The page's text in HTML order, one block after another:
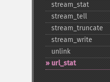
stream_​stat
stream_​tell
stream_​truncate
stream_​write
unlink
url_​stat